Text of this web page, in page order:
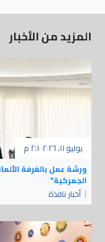
المزيد من الأخبار
ورشة عمل بالغرفة
الجمركية"
يوليو ١١، ٢٠٢٦ ٢:١٠ م
أخبار نافذة